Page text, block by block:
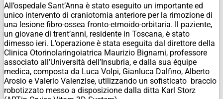
All’ospedale Sant’Anna è stato eseguito un importante ed
unico intervento di craniotomia anteriore per la rimozione di
una lesione fibro-ossea fronto-etmoido-orbitaria. Il paziente,
un giovane di trent’anni, residente in Toscana, è stato
dimesso ieri. L’operazione è stata eseguita dal direttore della
Clinica Otorinolaringoiatrica Maurizio Bignami, professore
associato all’Università dell’Insubria, e dalla sua équipe
medica, composta da Luca Volpi, Gianluca Dalfino, Alberto
Arosio e Valerio Valenzise, utilizzando un sofisticato braccio
robotizzato messo a disposizione dalla ditta Karl Storz